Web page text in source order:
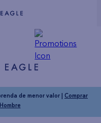
de menor valor | Comprar